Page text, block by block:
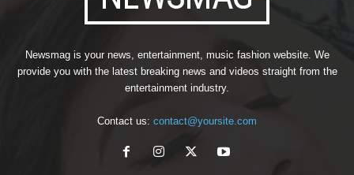
Newsmag is your news, entertainment, music fashion website. We
provide you with the latest breaking news and videos straight from the
entertainment industry.
Contact us: contact@yoursite.com